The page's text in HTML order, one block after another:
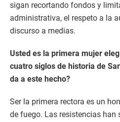
sigan recortando fondos y
administrativa, el respeto a la
discurso a medias.
Usted es la primera mujer
cuatro siglos de historia de
da a este hecho?
Ser la primera rectora es un
de fuego. Las resistencias han